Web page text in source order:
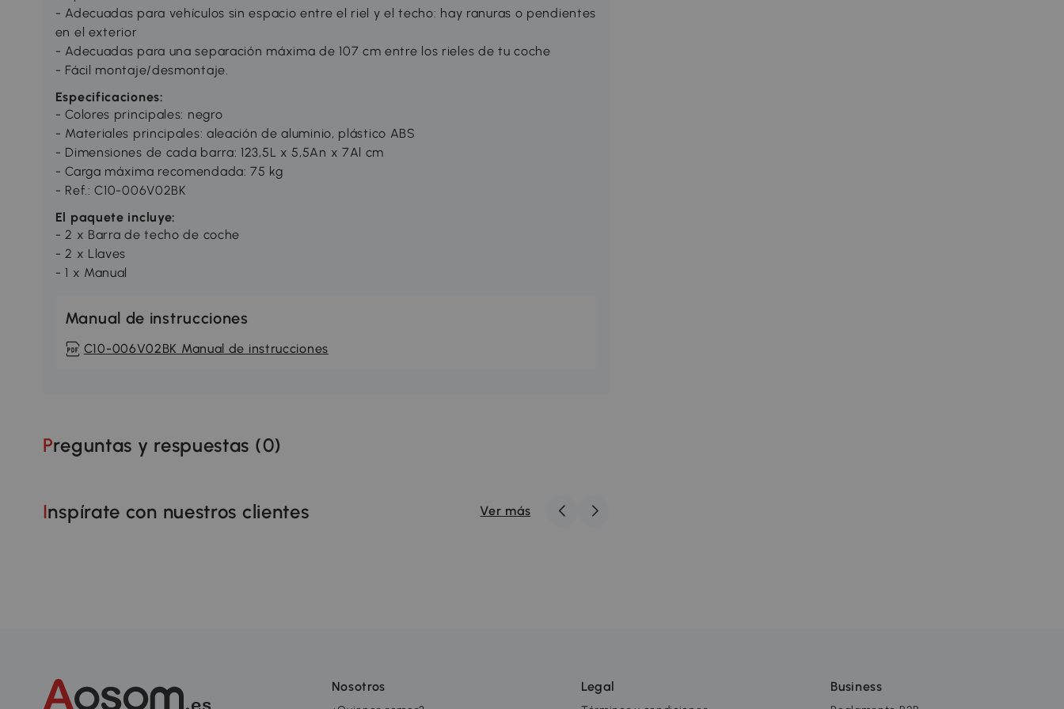
- Adecuadas para vehículos sin espacio entre el riel y el techo: hay ranuras o pendientes
en el exterior
- Adecuadas para una separación máxima de 107 cm entre los rieles de tu coche
- Fácil montaje/desmontaje.
Especificaciones:
- Colores principales: negro
- Materiales principales: aleación de aluminio, plástico ABS
- Dimensiones de cada barra: 123,5L x 5,5An x 7Al cm
- Carga máxima recomendada: 75 kg
- Ref.: C10-006V02BK
El paquete incluye:
- 2 x Barra de techo de coche
- 2 x Llaves
- 1 x Manual
Manual de instrucciones
C10-006V02BK Manual de instrucciones
Preguntas y respuestas (0)
Inspírate con nuestros clientes Ver más
Nosotros Legal Business